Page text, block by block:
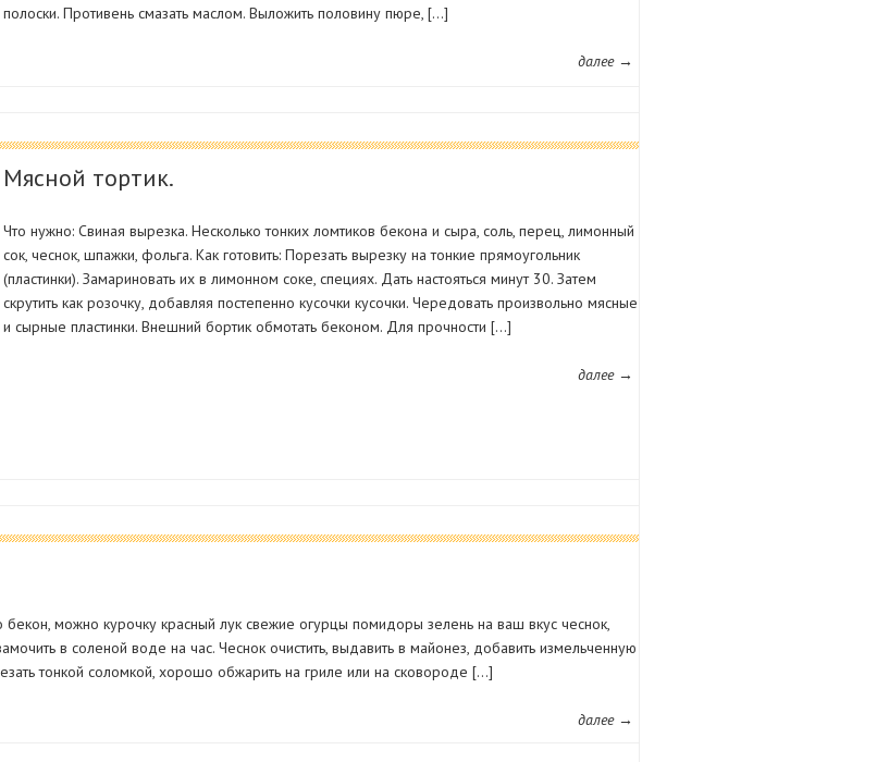
полоски. Противень смазать маслом. Выложить половину пюре, […]
далее →
Мясной тортик.
Что нужно: Свиная вырезка. Несколько тонких ломтиков бекона и сыра, соль, перец, лимонный
сок, чеснок, шпажки, фольга. Как готовить: Порезать вырезку на тонкие прямоугольник
(пластинки). Замариновать их в лимонном соке, специях. Дать настояться минут 30. Затем
скрутить как розочку, добавляя постепенно кусочки кусочки. Чередовать произвольно мясные
и сырные пластинки. Внешний бортик обмотать беконом. Для прочности […]
далее →
можно курочку красный лук свежие огурцы помидоры зелень на ваш вкус чеснок,
в соленой воде на час. Чеснок очистить, выдавить в майонез, добавить измельченную
тонкой соломкой, хорошо обжарить на гриле или на сковороде […]
далее →